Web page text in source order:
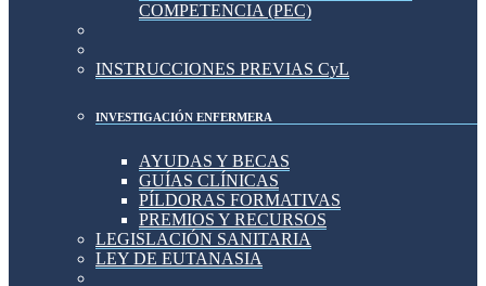
COMPETENCIA (PEC)
INSTRUCCIONES PREVIAS CyL
INVESTIGACIÓN ENFERMERA
AYUDAS Y BECAS
GUÍAS CLÍNICAS
PÍLDORAS FORMATIVAS
PREMIOS Y RECURSOS
LEGISLACIÓN SANITARIA
LEY DE EUTANASIA